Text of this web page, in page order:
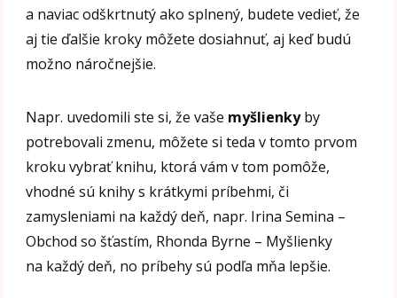
a naviac odškrtnutý ako splnený, budete vedieť, že
aj tie ďalšie kroky môžete dosiahnuť, aj keď budú
možno náročnejšie.
Napr. uvedomili ste si, že vaše myšlienkyby
potrebovali zmenu, môžete si teda v tomto prvom
kroku vybrať knihu, ktorá vám v tom pomôže,
vhodné sú knihy s krátkymi príbehmi, či
zamysleniami na každý deň, napr. Irina Semina –
Obchod so šťastím, Rhonda Byrne – Myšlienky
na každý deň, no príbehy sú podľa mňa lepšie.